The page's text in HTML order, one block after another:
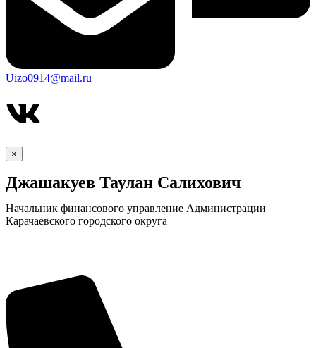
Uizo0914@mail.ru
×
Джашакуев Таулан Салихович
Начальник финансового управление Администрации
Карачаевского городского округа